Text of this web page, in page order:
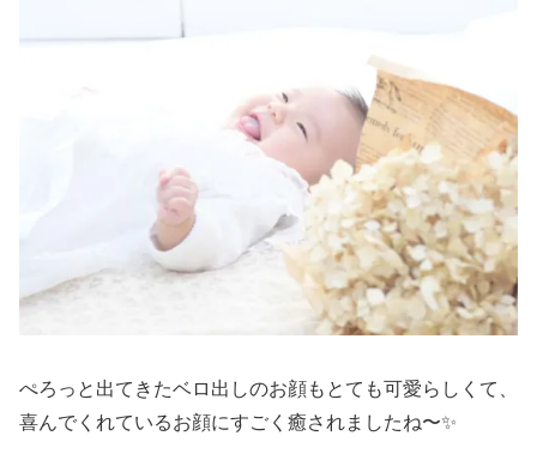
ぺろっと出てきたベロ出しのお顔もとても可愛らしくて、
喜んでくれているお顔にすごく癒されましたね〜✨